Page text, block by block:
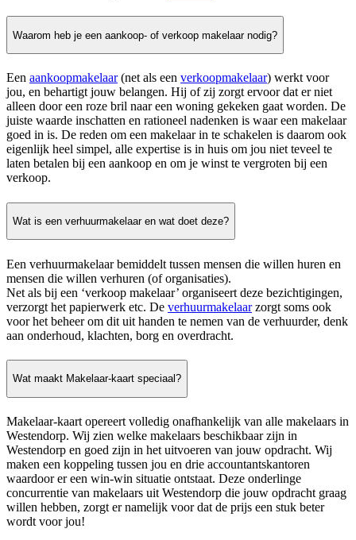
Waarom heb je een aankoop- of verkoop makelaar nodig?
Een aankoopmakelaar(net als een verkoopmakelaar) werkt voor
jou, en behartigt jouw belangen. Hij of zij zorgt ervoor dat er niet
alleen door een roze bril naar een woning gekeken gaat worden. De
juiste waarde inschatten en rationeel nadenken is waar een makelaar
goed in is. De reden om een makelaar in te schakelen is daarom ook
eigenlijk heel simpel, alle expertise is in huis om jou niet teveel te
laten betalen bij een aankoop en om je winst te vergroten bij een
verkoop.
Wat is een verhuurmakelaar en wat doet deze?
Een verhuurmakelaar bemiddelt tussen mensen die willen huren en
mensen die willen verhuren (of organisaties).
Net als bij een ‘verkoop makelaar’ organiseert deze bezichtigingen,
verzorgt het papierwerk etc. De verhuurmakelaarzorgt soms ook
voor het beheer om dit uit handen te nemen van de verhuurder, denk
aan onderhoud, klachten, borg en overdracht.
Wat maakt Makelaar-kaart speciaal?
Makelaar-kaart opereert volledig onafhankelijk van alle makelaars in
Westendorp. Wij zien welke makelaars beschikbaar zijn in
Westendorp en goed zijn in het uitvoeren van jouw opdracht. Wij
maken een koppeling tussen jou en drie accountantskantoren
waardoor er een win-win situatie ontstaat. Deze onderlinge
concurrentie van makelaars uit Westendorp die jouw opdracht graag
willen hebben, zorgt er namelijk voor dat de prijs een stuk beter
wordt voor jou!